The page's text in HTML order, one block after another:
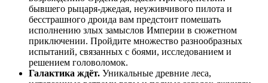
бывшего рыцаря-джедая, неуживчивого пилота и
бесстрашного дроида вам предстоит помешать
исполнению злых замыслов Империи в сюжетном
приключении. Пройдите множество разнообразных
испытаний, связанных с боями, исследованием и
решением головоломок.
Галактика ждёт. Уникальные древние леса,